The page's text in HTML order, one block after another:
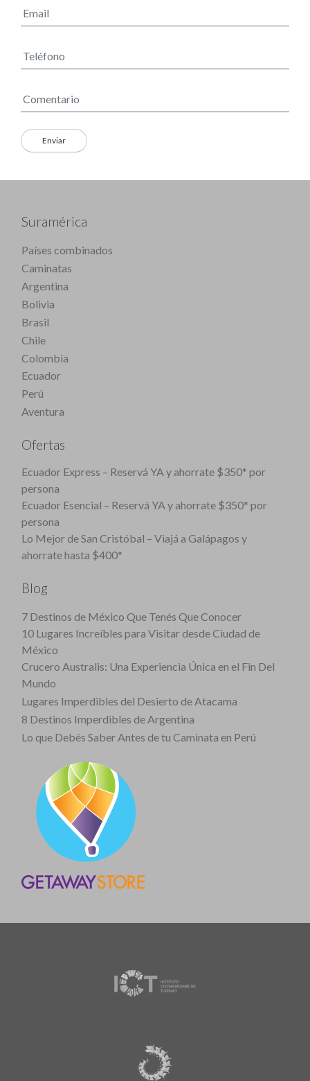
Suramérica
Países combinados
Caminatas
Argentina
Bolivia
Brasil
Chile
Colombia
Ecuador
Perú
Aventura
Ofertas
Ecuador Express – Reservá YA y ahorrate $350* por
persona
Ecuador Esencial – Reservá YA y ahorrate $350* por
persona
Lo Mejor de San Cristóbal – Viajá a Galápagos y
ahorrate hasta $400*
Blog
7 Destinos de México Que Tenés Que Conocer
10 Lugares Increíbles para Visitar desde Ciudad de
México
Crucero Australis: Una Experiencia Única en el Fin Del
Mundo
Lugares Imperdibles del Desierto de Atacama
8 Destinos Imperdibles de Argentina
Lo que Debés Saber Antes de tu Caminata en Perú